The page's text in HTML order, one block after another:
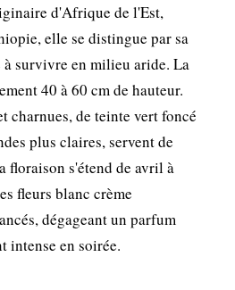
d'Afrique de l'Est,
elle se distingue par sa
survivre en milieu aride. La
40 à 60 cm de hauteur.
charnues, de teinte vert foncé
plus claires, servent de
floraison s'étend de avril à
fleurs blanc crème
dégageant un parfum
intense en soirée.